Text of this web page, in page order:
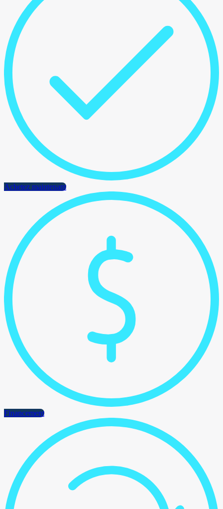
Achetez maintenant
Financement